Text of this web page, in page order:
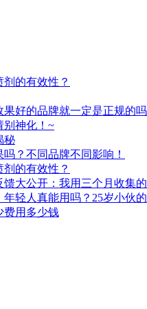
的有效性？
好的品牌就一定是正规的吗
别神化！~
秘
？不同品牌不同影响！
的有效性？
大公开：我用三个月收集
轻人真能用吗？25岁小伙
费用多少钱